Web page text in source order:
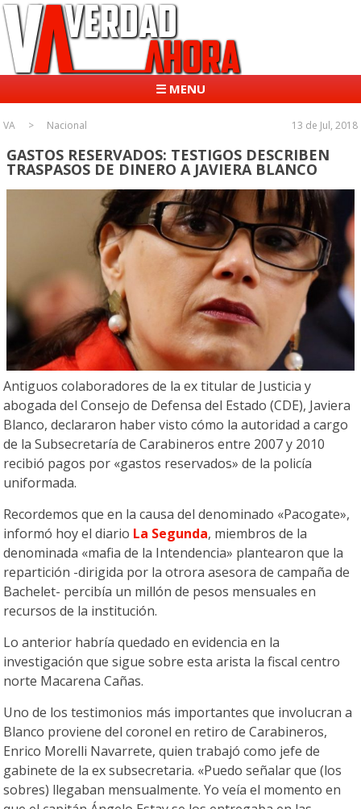
☰ MENU
VA Nacional 13 de Jul, 2018
GASTOS RESERVADOS: TESTIGOS DESCRIBEN
TRASPASOS DE DINERO A JAVIERA BLANCO
Antiguos colaboradores de la ex titular de Justicia y
abogada del Consejo de Defensa del Estado (CDE), Javiera
Blanco, declararon haber visto cómo la autoridad a cargo
de la Subsecretaría de Carabineros entre 2007 y 2010
recibió pagos por «gastos reservados» de la policía
uniformada.
Recordemos que en la causa del denominado «Pacogate»,
informó hoy el diario La Segunda, miembros de la
denominada «mafia de la Intendencia» plantearon que la
repartición -dirigida por la otrora asesora de campaña de
Bachelet- percibía un millón de pesos mensuales en
recursos de la institución.
Lo anterior habría quedado en evidencia en la
investigación que sigue sobre esta arista la fiscal centro
norte Macarena Cañas.
Uno de los testimonios más importantes que involucran a
Blanco proviene del coronel en retiro de Carabineros,
Enrico Morelli Navarrete, quien trabajó como jefe de
gabinete de la ex subsecretaria. «Puedo señalar que (los
sobres) llegaban mensualmente. Yo veía el momento en